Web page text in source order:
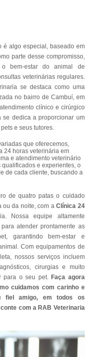
é algo especial, baseado em
parte desse compromisso,
bem-estar do animal de
veterinárias regulares.
se destaca como uma
no bairro de Cambuí, em
clínico e cirúrgico
se dedica a proporcionar um
e seus tutores.
que oferecemos,
24 horas veterinária em
e atendimento veterinário
e experientes, o
de cada cliente, buscando a
de quatro patas o cuidado
ou da noite, com aClínica 24
Nossa equipe altamente
atender prontamente as
garantindo bem-estar e
Com equipamentos de
nossos serviços incluem
cirurgias e muito
para o seu pet.Faça agora
cuidamos com carinho e
fiel amigo, em todos os
com a RAB Veterinaria